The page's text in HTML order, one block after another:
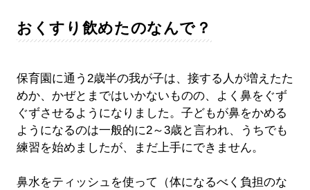
おくすり飲めたのなんで？
保育園に通う2歳半の我が子は、接する人が増えたた
めか、かぜとまではいかないものの、よく鼻をぐず
ぐずさせるようになりました。子どもが鼻をかめる
ようになるのは一般的に2～3歳と言われ、うちでも
練習を始めましたが、まだ上手にできません。
鼻水をティッシュを使って（体になるべく負担のな